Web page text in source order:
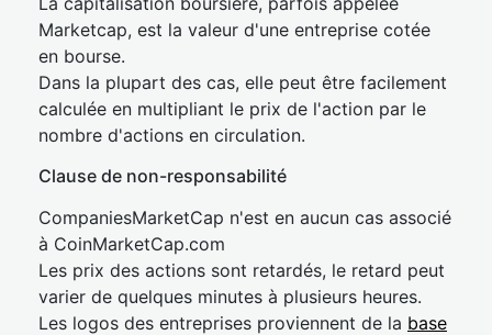
Marketcap, est la valeur d'une entreprise cotée
en bourse.
Dans la plupart des cas, elle peut être facilement
calculée en multipliant le prix de l'action par le
nombre d'actions en circulation.
Clause de non-responsabilité
CompaniesMarketCap n'est en aucun cas associé
à CoinMarketCap.com
Les prix des actions sont retardés, le retard peut
varier de quelques minutes à plusieurs heures.
Les logos des entreprises proviennent de la base